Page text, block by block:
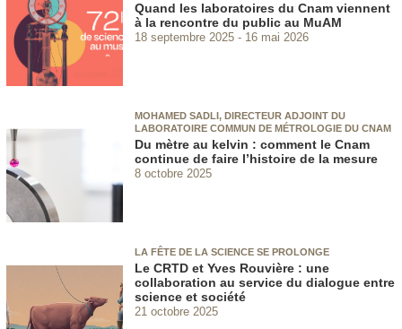
Quand les laboratoires du Cnam viennent
à la rencontre du public au MuAM
18 septembre 2025 16 mai 2026
MOHAMED SADLI, DIRECTEUR ADJOINT DU
LABORATOIRE COMMUN DE MÉTROLOGIE DU CNAM
Du mètre au kelvin : comment le Cnam
continue de faire l’histoire de la mesure
8 octobre 2025
LA FÊTE DE LA SCIENCE SE PROLONGE
Le CRTD et Yves Rouvière : une
collaboration au service du dialogue entre
science et société
21 octobre 2025